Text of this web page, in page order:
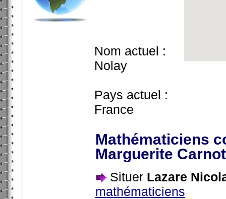
Nom actuel :
Nolay
Pays actuel :
France
Mathématiciens
Marguerite Carnot
Situer Lazare
mathématiciens